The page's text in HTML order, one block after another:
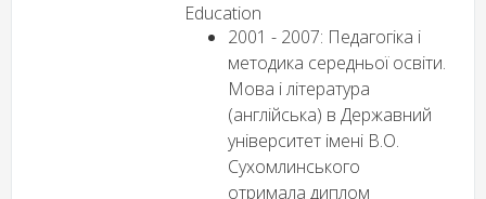
Education
2001 - 2007: Педагогіка і
методика середньої освіти.
Мова і література
(англійська) в Державний
університет імені В.О.
Сухомлинського
отримала диплом